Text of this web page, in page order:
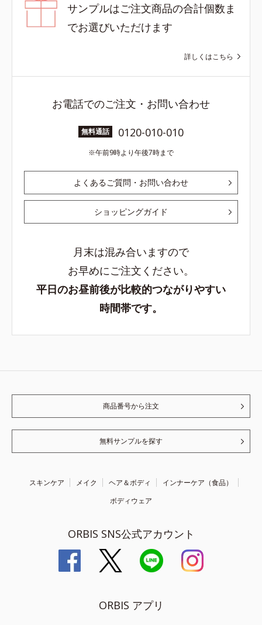
サンプルはご注文商品の合計個数ま
でお選びいただけます
詳しくはこちら
お電話でのご注文・お問い合わせ
無料通話 0120-010-010
午前9時より午後7時まで
よくあるご質問・お問い合わせ
ショッピングガイド
月末は混み合いますので
お早めにご注文ください。
平日のお昼前後が比較的つながりやすい
時間帯です。
商品番号から注文
無料サンプルを探す
スキンケア メイク ヘア＆ボディ
インナーケア（食品）
ボディウェア
ORBIS SNS公式アカウント
ORBIS アプリ